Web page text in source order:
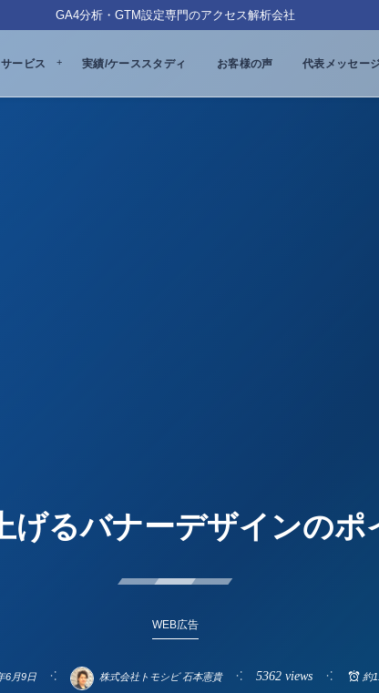
GA4分析・GTM設定専門のアクセス解析会社
サービス 実績/ケーススタディ お客様の声 代表メッセー
げるバナーデザインのポ
WEB広告
6月9日 株式会社トモシビ 石本憲貴 5362 views 約